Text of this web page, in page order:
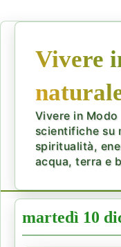
Vivere
Vivere in
scientifiche su
spiritualità,
acqua, terra e
martedì 10